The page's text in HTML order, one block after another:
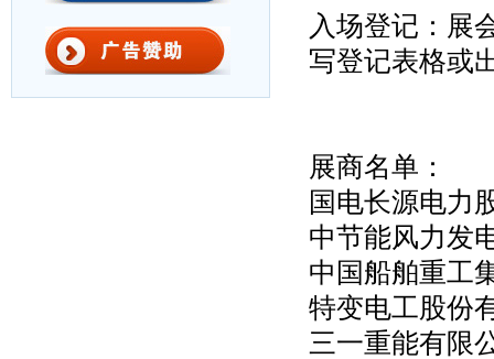
入场登记：展
写登记表格或
展商名单：
国电长源电力
中节能风力发
中国船舶重工
特变电工股份
三一重能有限